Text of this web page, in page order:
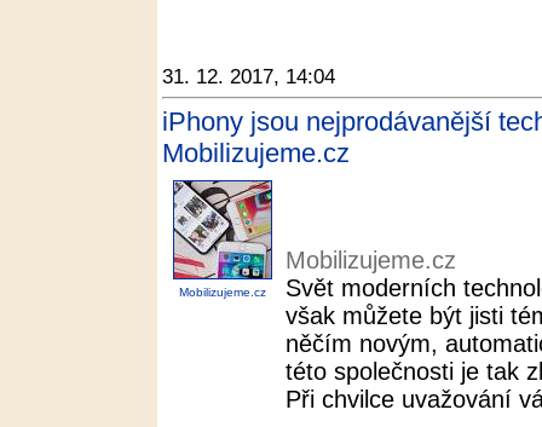
31. 12. 2017, 14:04
iPhony jsou nejprodávanější
Mobilizujeme.cz
Mobilizujeme.cz
Mobilizujeme.cz
Svět moderních
však můžete být jisti
něčím novým,
této společnosti je tak
Při chvilce uvažování